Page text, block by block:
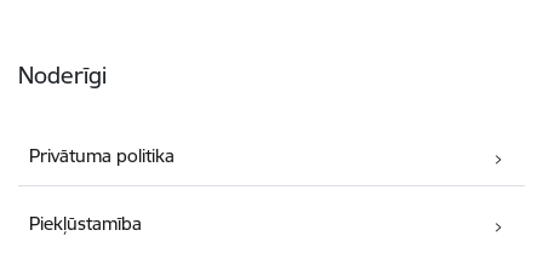
Noderīgi
Privātuma politika
Piekļūstamība